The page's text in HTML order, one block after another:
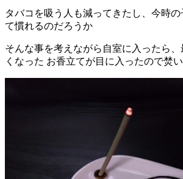
タバコを吸う人も減ってきたし、今時
て慣れるのだろうか
そんな事を考えながら自室に入ったら
くなった お香立てが目に入ったので焚